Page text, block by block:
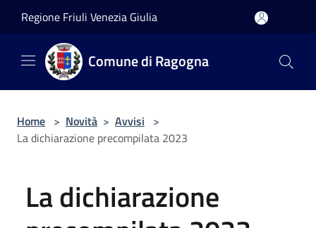
Regione Friuli Venezia Giulia
Comune di Ragogna
Home > Novità > Avvisi >
La dichiarazione precompilata 2023
La dichiarazione